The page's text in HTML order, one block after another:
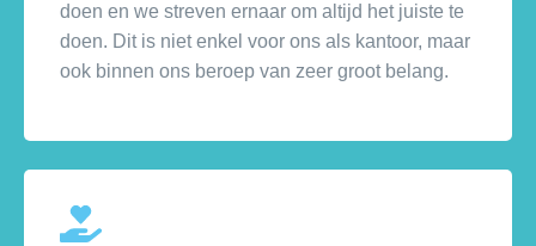
doen en we streven ernaar om altijd het juiste te
doen. Dit is niet enkel voor ons als kantoor, maar
ook binnen ons beroep van zeer groot belang.